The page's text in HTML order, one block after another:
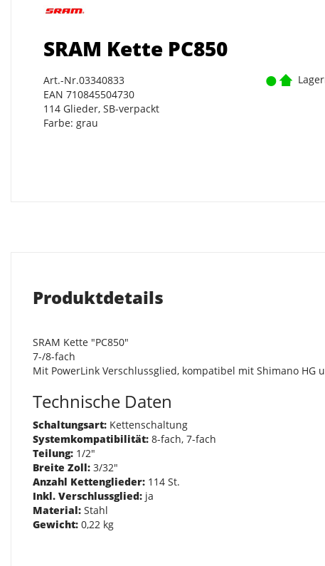
SRAM Kette PC850
Art.-Nr.03340833
EAN 710845504730
114 Glieder, SB-verpackt
Farbe: grau
Produktdetails
SRAM Kette "PC850"
7-/8-fach
Mit PowerLink Verschlussglied, kompatibel mit Shimano HG
Technische Daten
Schaltungsart: Kettenschaltung
Systemkompatibilität: 8-fach, 7-fach
Teilung: 1/2"
Breite Zoll: 3/32"
Anzahl Kettenglieder: 114 St.
Inkl. Verschlussglied: ja
Material: Stahl
Gewicht: 0,22 kg